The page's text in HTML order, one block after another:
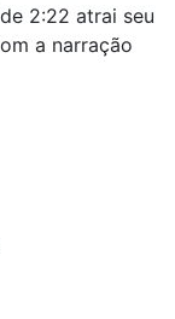
2:22 atrai seu
a narração